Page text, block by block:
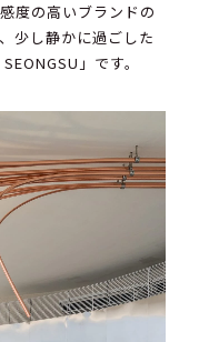
度の高いブランドの
少し静かに過ごした
」です。